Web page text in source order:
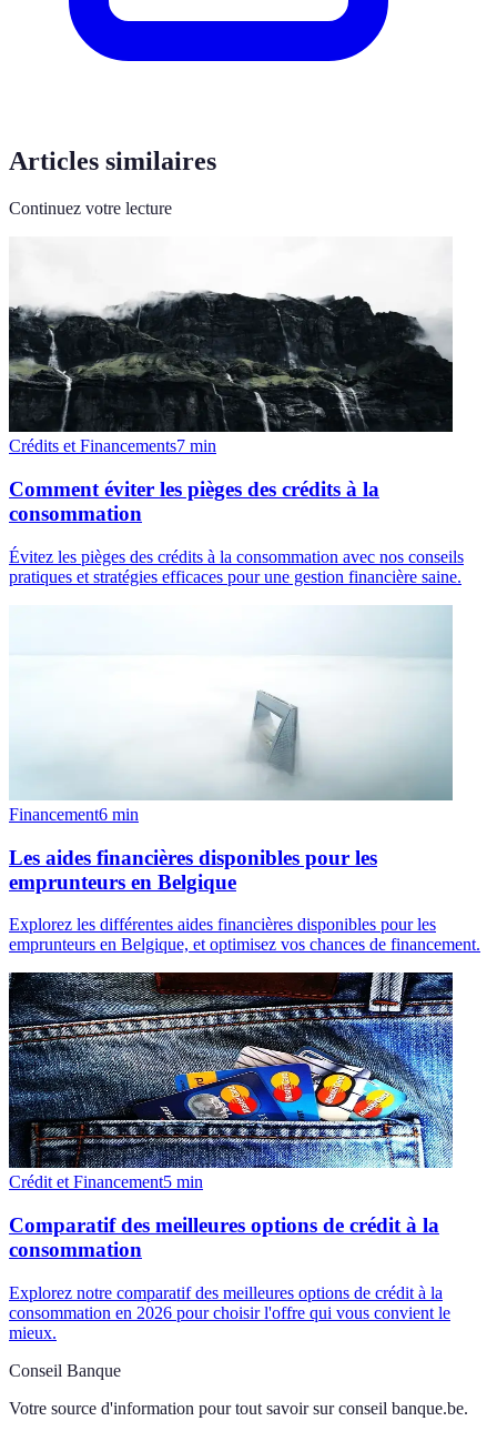
Articles similaires
Continuez votre lecture
Crédits et Financements7 min
Comment éviter les pièges des crédits à la
consommation
Évitez les pièges des crédits à la consommation avec nos conseils
pratiques et stratégies efficaces pour une gestion financière saine.
Financement6 min
Les aides financières disponibles pour les
emprunteurs en Belgique
Explorez les différentes aides financières disponibles pour les
emprunteurs en Belgique, et optimisez vos chances de financement.
Crédit et Financement5 min
Comparatif des meilleures options de crédit à la
consommation
Explorez notre comparatif des meilleures options de crédit à la
consommation en 2026 pour choisir l'offre qui vous convient le
mieux.
Conseil Banque
Votre source d'information pour tout savoir sur conseil banque.be.